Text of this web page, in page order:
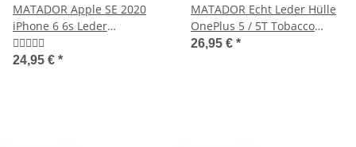
MATADOR Apple SE 2020
iPhone 6 6s Leder
Gürteltasche Quer Schwarz
24,95 € *
MATADOR Echt Leder Hülle
OnePlus 5 / 5T Tobacco
Braun
26,95 € *